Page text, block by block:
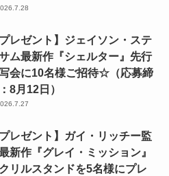
プレゼント】ジェイソン・ステ
ム最新作『シェルター』先行
会に10名様ご招待☆（応募締
8月12日）
プレゼント】ガイ・リッチー監
新作『グレイ・ミッション』
リルスタンドを5名様にプレ